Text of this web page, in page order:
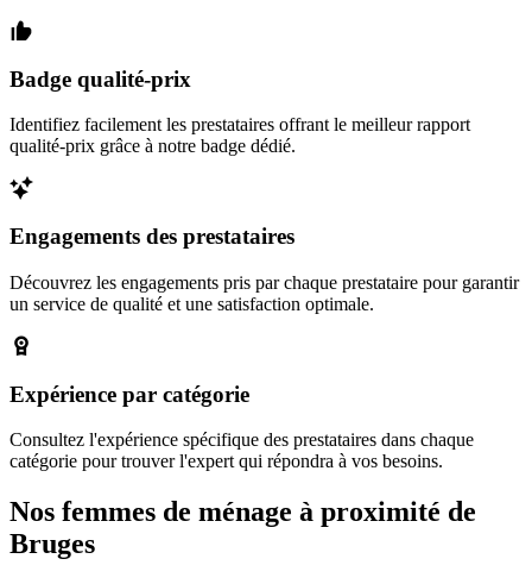
Badge qualité-prix
Identifiez facilement les prestataires offrant le meilleur rapport
qualité-prix grâce à notre badge dédié.
Engagements des prestataires
Découvrez les engagements pris par chaque prestataire pour garantir
un service de qualité et une satisfaction optimale.
Expérience par catégorie
Consultez l'expérience spécifique des prestataires dans chaque
catégorie pour trouver l'expert qui répondra à vos besoins.
Nos femmes de ménage à proximité de
Bruges